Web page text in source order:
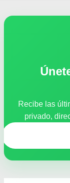
Recibe las
privado,